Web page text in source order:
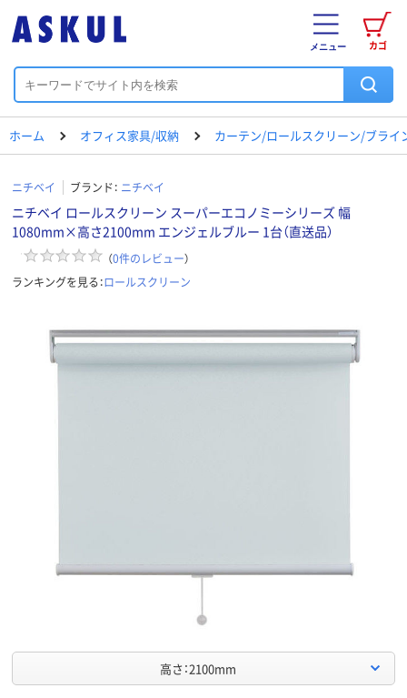
カゴ
メニュー
ホーム オフィス家具/収納 カーテン/ロールスクリーン/ブライ
ニチベイ ブランド： ニチベイ
ニチベイ ロールスクリーン スーパーエコノミーシリーズ 幅
1080mm×高さ2100mm エンジェルブルー 1台（直送品）
（0件のレビュー）
ランキングを見る：ロールスクリーン
高さ：2100mm